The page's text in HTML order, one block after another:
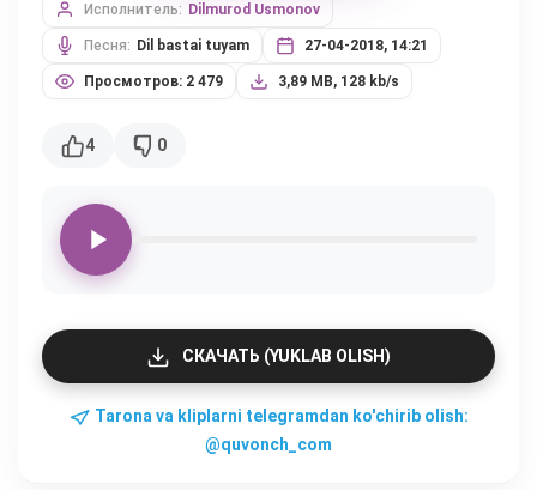
Исполнитель: Dilmurod Usmonov
Песня: Dil bastai tuyam 27-04-2018, 14:21
Просмотров: 2 479 3,89 MB, 128 kb/s
4 0
СКАЧАТЬ (YUKLAB OLISH)
Tarona va kliplarni telegramdan ko'chirib olish:
@quvonch_com